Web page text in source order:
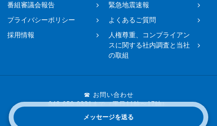
メッセージを送る
番組審議会報告
緊急地震速報
プライバシーポリシー
よくあるご質問
採用情報
人権尊重、コンプライアン
スに関する社内調査と当社
の取組
☎ お問い合わせ
048-650-0331まで（平日11時〜17時）
Copyright © 2019 FM NACK5 All rights reserved.